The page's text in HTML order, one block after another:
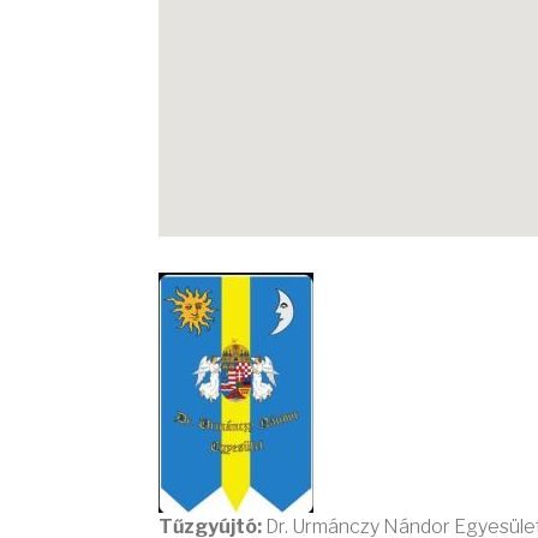
Tűzgyújtó: Dr. Urmánczy Nándor